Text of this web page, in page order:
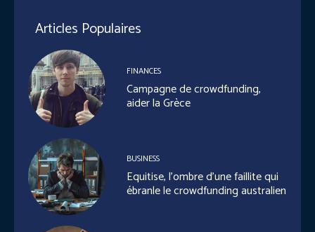
Articles Populaires
FINANCES
Campagne de crowdfunding,
aider la Grèce
BUSINESS
Equitise, l’ombre d’une faillite qui
ébranle le crowdfunding australien